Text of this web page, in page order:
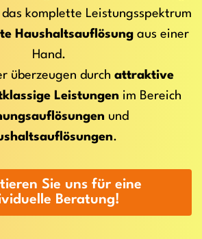
komplette Leistungsspektrum
Haushaltsauflösungaus einer
Hand.
überzeugen durch attraktive
Leistungen im Bereich
und
.
Sie uns für eine
Beratung!